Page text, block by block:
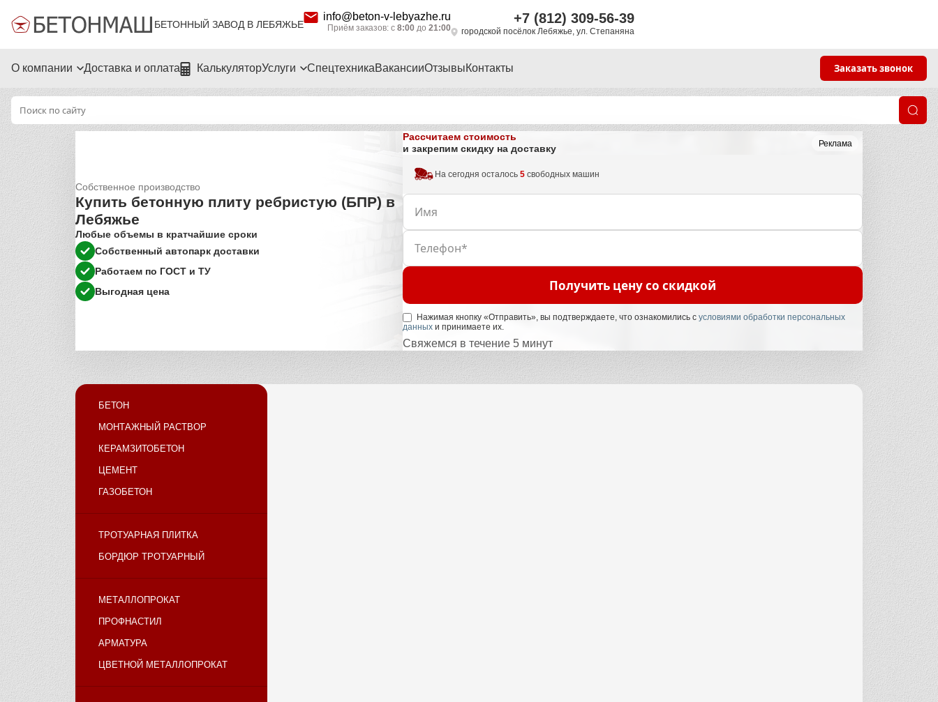
БЕТОННЫЙ ЗАВОД В ЛЕБЯЖЬЕ
info@beton-v-lebyazhe.ru
Приём заказов: с 8:00 до 21:00
+7 (812) 309-56-39
городской посёлок Лебяжье, ул. Степаняна
О компании Доставка и оплата КалькуляторУслуги СпецтехникаВакансииОтзывыКонтакты Заказать звонок
Реклама
Собственное производство
Купить бетонную плиту ребристую (БПР) в
Лебяжье
Любые объемы в кратчайшие сроки
Собственный автопарк доставки
Работаем по ГОСТ и ТУ
Выгодная цена
Рассчитаем стоимость
и закрепим скидку на доставку
На сегодня осталось 5свободных машин
Получить цену со скидкой
Нажимая кнопку «Отправить», вы подтверждаете, что ознакомились с условиями обработки персональных
данныхи принимаете их.
Свяжемся в течение 5 минут
БЕТОН
МОНТАЖНЫЙ РАСТВОР
КЕРАМЗИТОБЕТОН
ЦЕМЕНТ
ГАЗОБЕТОН
ТРОТУАРНАЯ ПЛИТКА
БОРДЮР ТРОТУАРНЫЙ
МЕТАЛЛОПРОКАТ
ПРОФНАСТИЛ
АРМАТУРА
ЦВЕТНОЙ МЕТАЛЛОПРОКАТ